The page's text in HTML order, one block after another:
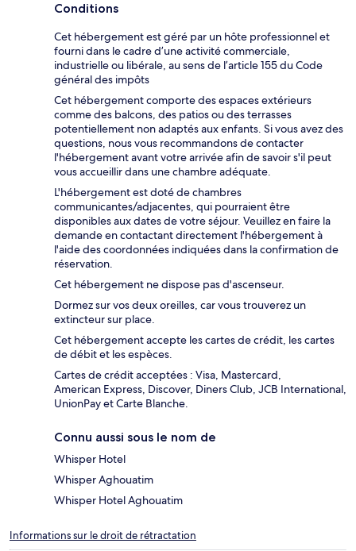
Conditions
Cet hébergement est géré par un hôte professionnel et
fourni dans le cadre d’une activité commerciale,
industrielle ou libérale, au sens de l’article 155 du Code
général des impôts
Cet hébergement comporte des espaces extérieurs
comme des balcons, des patios ou des terrasses
potentiellement non adaptés aux enfants. Si vous avez des
questions, nous vous recommandons de contacter
l'hébergement avant votre arrivée afin de savoir s'il peut
vous accueillir dans une chambre adéquate.
L'hébergement est doté de chambres
communicantes/adjacentes, qui pourraient être
disponibles aux dates de votre séjour. Veuillez en faire la
demande en contactant directement l'hébergement à
l'aide des coordonnées indiquées dans la confirmation de
réservation.
Cet hébergement ne dispose pas d'ascenseur.
Dormez sur vos deux oreilles, car vous trouverez un
extincteur sur place.
Cet hébergement accepte les cartes de crédit, les cartes
de débit et les espèces.
Cartes de crédit acceptées : Visa, Mastercard,
American Express, Discover, Diners Club, JCB International,
UnionPay et Carte Blanche.
Connu aussi sous le nom de
Whisper Hotel
Whisper Aghouatim
Whisper Hotel Aghouatim
Informations sur le droit de rétractation